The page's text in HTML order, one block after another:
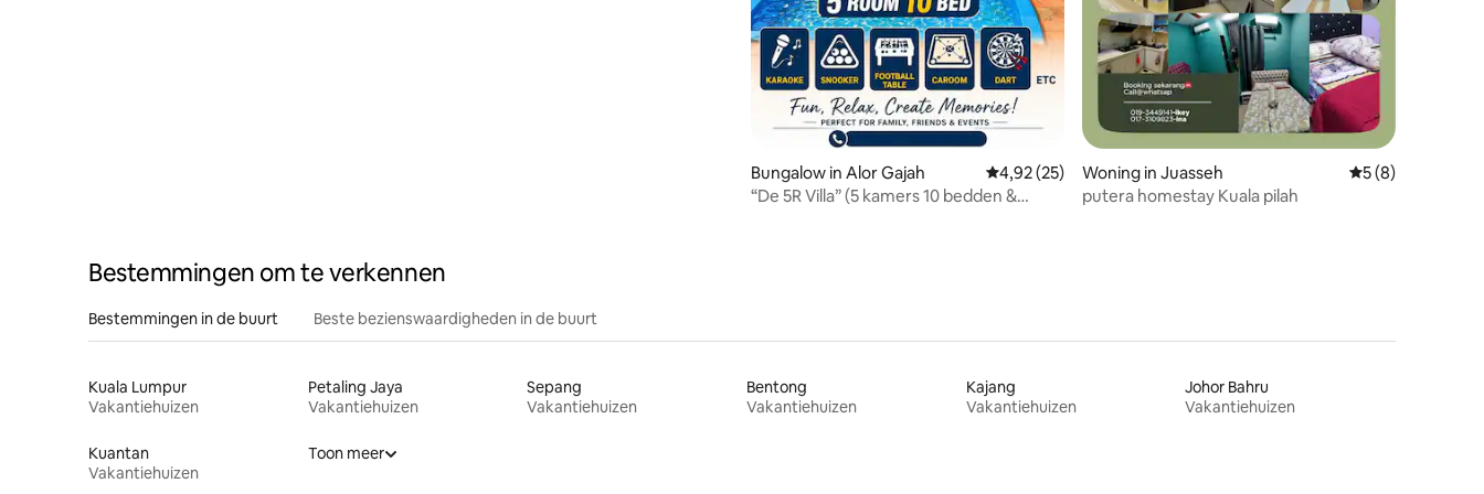
Bungalow in Alor Gajah Gemiddelde beoordeling van 4,92 uit 5, 25 recensies
4,92 (25)
“De 5R Villa” (5 kamers 10 bedden &
Woning in Juasseh Gemiddelde
5 (8)
putera homestay Kuala pilah
Bestemmingen om te verkennen
Bestemmingen in de buurt Beste bezienswaardigheden in de buurt
Kuala Lumpur
Vakantiehuizen
Petaling Jaya
Vakantiehuizen
Sepang
Vakantiehuizen
Bentong
Vakantiehuizen
Kajang
Vakantiehuizen
Johor Bahru
Vakantiehuizen
Kuantan
Vakantiehuizen
Toon meer